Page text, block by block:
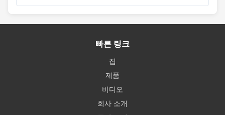
빠른 링크
집
제품
비디오
회사 소개